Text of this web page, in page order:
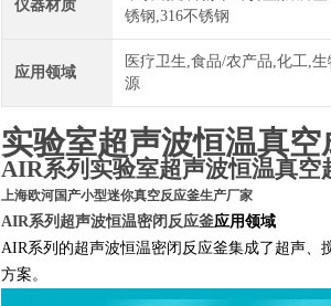
仪器材质
锈钢,316不锈钢
应用领域
医疗卫生,食品/农产品,化工,
源
实验室超声波恒温真
AIR系列实验室超声波恒温真空
上海欧河国产小型迷你真空反应釜生产厂家
AIR系列 超声波恒温密闭反应釜应用领域
AIR系列的超声波恒温密闭反应釜集成了超声、
方案。